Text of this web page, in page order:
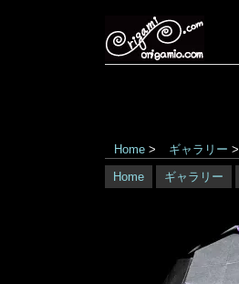
Home > ギャラリー >
Home
ギャラリー